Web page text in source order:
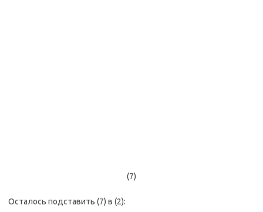
(7)
Осталось подставить (7) в (2):